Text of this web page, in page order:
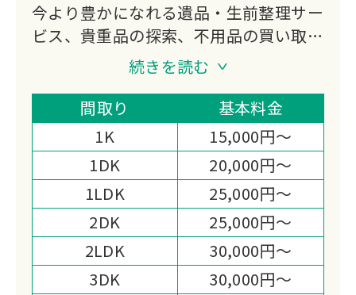
今より豊かになれる遺品・生前整理サー
ビス、貴重品の探索、不用品の買い取
り、特殊清掃、ゴミ屋敷対応などをご提
供する会社になります。
私たち片付けガリバーは「日本一真面目
な遺品整理業者｣である事を宣言しま
す。
続きを読む
間取り
基本料金
1K
15,000円～
1DK
20,000円～
1LDK
25,000円～
2DK
25,000円～
2LDK
30,000円～
3DK
30,000円～